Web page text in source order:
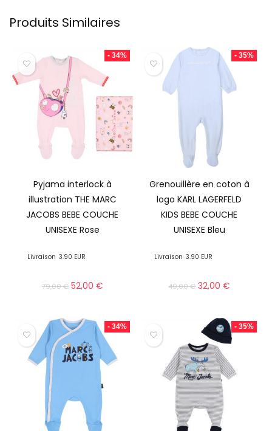
Produits Similaires
- 34%
Pyjama interlock à
illustration THE MARC
JACOBS BEBE COUCHE
UNISEXE Rose
Livraison 3.90 EUR
79,00€ 52,00 €
- 35%
Grenouillère en coton à
logo KARL LAGERFELD
KIDS BEBE COUCHE
UNISEXE Bleu
Livraison 3.90 EUR
49,00€ 32,00€
- 34% - 35%